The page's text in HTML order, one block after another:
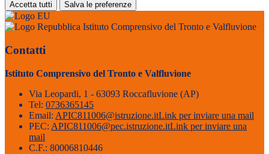
Accetta tutti Salva le preferenze
Istituto Comprensivo del Tronto e Valfluvione
Contatti
Istituto Comprensivo del Tronto e Valfluvione
Via Leopardi, 1 - 63093 Roccafluvione (AP)
Tel: 0736365145
Email: APIC811006@istruzione.itLink per inviare una mail
PEC: APIC811006@pec.istruzione.itLink per inviare una
mail
C.F.: 80006810446